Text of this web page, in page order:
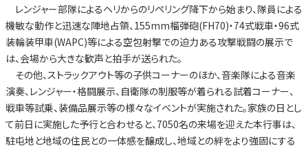
レンジャー部隊によるヘリからのリペリング降下から始まり、隊員による
機敏な動作と迅速な陣地占領、155mm榴弾砲(FH70)・74式戦車・96式
装輪装甲車(WAPC)等による空包射撃での迫力ある攻撃戦闘の展示で
は、会場から大きな歓声と拍手が送られた。
その他、ストラックアウト等の子供コーナーのほか、音楽隊による音楽
演奏、レンジャー・格闘展示、自衛隊の制服等が着られる試着コーナー、
戦車等試乗、装備品展示等の様々なイベントが実施された。家族の日とし
て前日に実施した予行と合わせると、7050名の来場を迎えた本行事は、
駐屯地と地域の住民との一体感を醸成し、地域との絆をより強固にする